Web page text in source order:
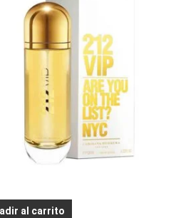
al carrito